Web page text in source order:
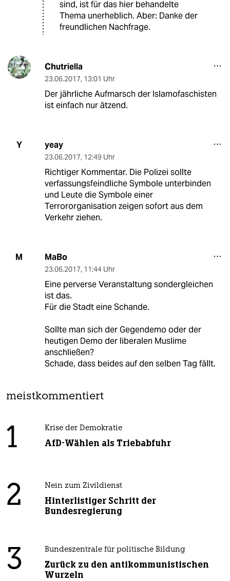
sind, ist für das hier behandelte
Thema unerheblich. Aber: Danke der
freundlichen Nachfrage.
Chutriella
23.06.2017, 13:01 Uhr
Der jährliche Aufmarsch der Islamofaschisten
ist einfach nur ätzend.
Y yeay
23.06.2017, 12:49 Uhr
Richtiger Kommentar. Die Polizei sollte
verfassungsfeindliche Symbole unterbinden
und Leute die Symbole einer
Terrororganisation zeigen sofort aus dem
Verkehr ziehen.
M MaBo
23.06.2017, 11:44 Uhr
Eine perverse Veranstaltung sondergleichen
ist das.
Für die Stadt eine Schande.
Sollte man sich der Gegendemo oder der
heutigen Demo der liberalen Muslime
anschließen?
Schade, dass beides auf den selben Tag fällt.
meistkommentiert
1 Krise der Demokratie
AfD-Wählen als Triebabfuhr
2 Nein zum Zivildienst
Hinterlistiger Schritt der
Bundesregierung
3 Bundeszentrale für politische Bildung
Zurück zu den antikommunistischen
Wurzeln